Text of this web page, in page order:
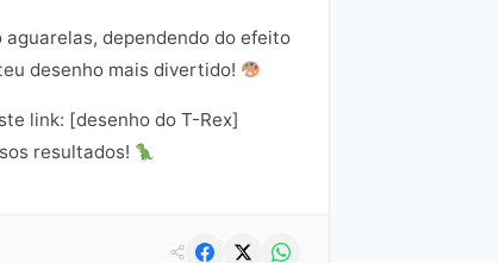
dependendo do efeito
desenho mais divertido!
link: [desenho do T-Rex]
resultados!